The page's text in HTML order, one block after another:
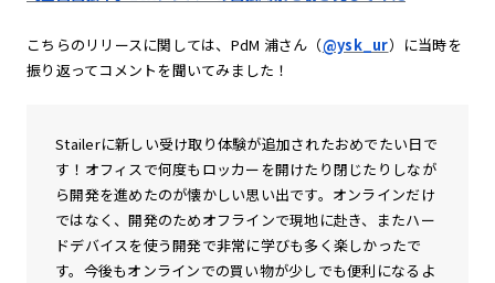
こちらのリリースに関しては、PdM 浦さん（@ysk_ur）に当時を
振り返ってコメントを聞いてみました！
Stailerに新しい受け取り体験が追加されたおめでたい日で
す！オフィスで何度もロッカーを開けたり閉じたりしなが
ら開発を進めたのが懐かしい思い出です。オンラインだけ
ではなく、開発のためオフラインで現地に赴き、またハー
ドデバイスを使う開発で非常に学びも多く楽しかったで
す。今後もオンラインでの買い物が少しでも便利になるよ